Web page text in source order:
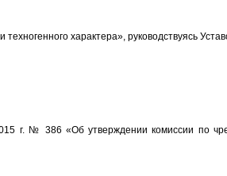
характера», руководствуясь
г. № 386 «Об утверждении комиссии по